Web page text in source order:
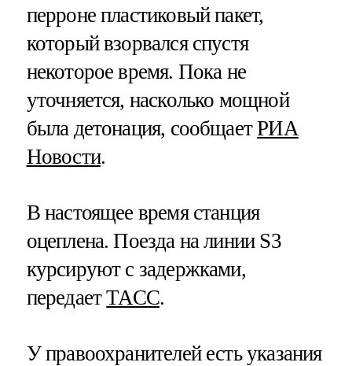
перроне пластиковый пакет,
который взорвался спустя
некоторое время. Пока не
уточняется, насколько мощной
была детонация, сообщаетРИА
Новости.
В настоящее время станция
оцеплена. Поезда на линии S3
курсируют с задержками,
передаетТАСС.
У правоохранителей есть указания